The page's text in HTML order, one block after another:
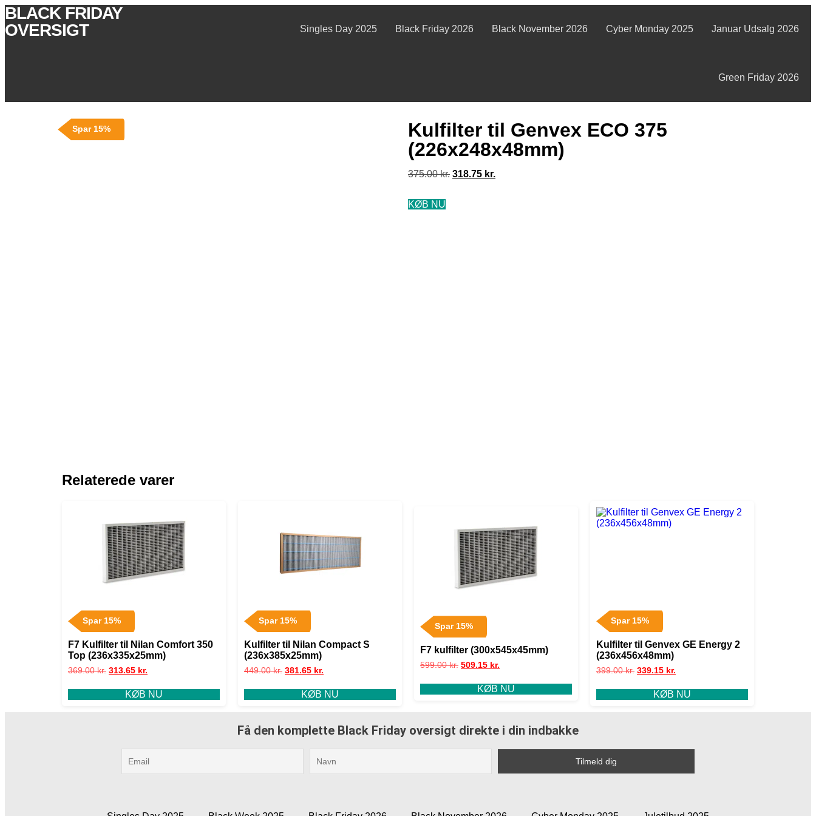
BLACK FRIDAY
OVERSIGT
Singles Day 2025 Black Friday 2026 Black November 2026 Cyber Monday 2025 Januar Udsalg 2026
Green Friday 2026
Spar 15%
Kulfilter til Genvex ECO 375
(226x248x48mm)
375.00kr. 318.75 kr.
KØB NU
Relaterede varer
Spar 15%
F7 Kulfilter til Nilan Comfort 350
Top (236x335x25mm)
369.00kr. 313.65 kr.
KØB NU
Spar 15%
Kulfilter til Nilan Compact S
(236x385x25mm)
449.00kr. 381.65 kr.
KØB NU
Spar 15%
F7 kulfilter (300x545x45mm)
599.00kr. 509.15 kr.
KØB NU
Spar 15%
Kulfilter til Genvex GE Energy 2
(236x456x48mm)
399.00kr. 339.15 kr.
KØB NU
Få den komplette Black Friday oversigt direkte i din indbakke